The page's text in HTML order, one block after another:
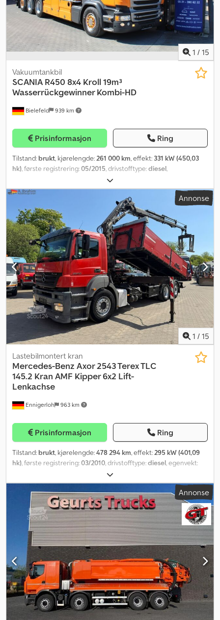
1 / 15
Bielefeld 939 km
Vakuumtankbil
SCANIA R450 8x4 Kroll 19m³
Wasserrückgewinner Kombi-HD
Prisinformasjon Ring
Tilstand: brukt, kjørelengde:261 000 km, effekt: 331 kW (450,03
hk), første registrering:05/2015, drivstofftype:diesel,
, farge:
utslippsklasse:Euro 6, total høyde:3 750 mm, lasteromsvolum:19
aircondition, kompressor, kran, navigasjonssystem,
parkeringsvarmer
Annonse
1 / 15
Ennigerloh 963 km
Lastebilmontert kran
Mercedes-Benz Axor 2543 Terex TLC
145.2 Kran AMF Kipper 6x2 Lift-
Lenkachse
Prisinformasjon Ring
Tilstand: brukt, kjørelengde:478 294 km, effekt:295 kW (401,09
hk), første registrering:03/2010, drivstofftype:diesel, egenvekt:
14 705 kg
dekkstørrelse:385/65R22,5, akselkonfigurasjon:6x2, neste
kontroll (TÜV):07/2026, drivstoff:diesel, bremser:motorbremsing,
farge:rød, førerhus: daghytte, girtype:automatisk, utslippsklasse:
Euro 5, fjæring:luft, antall seter:2, forhjul dekkdimensjon:
385/65R22,5, bakdekkstørrelse:385/65R22,5, maksimal hastighet:
90 km/t, Utstyr:ABS, aircondition, antispinnsystem, cruise
control, differensialsperre, elektronisk stabilitetsprogram (ESP),
førerhus, gripperhydraulikk, hydraulikk, immobilisersystem,
kjørecomputer, kran, lastebilregistrering, lavt støynivå, sentral
låsing, tilhengerkobling
Annonse